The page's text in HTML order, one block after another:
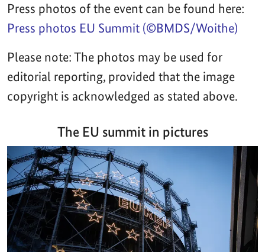
Press photos of the event can be found here:
Press photos EU Summit (©BMDS/Woithe)
Please note: The photos may be used for
editorial reporting, provided that the image
copyright is acknowledged as stated above.
The EU summit in pictures